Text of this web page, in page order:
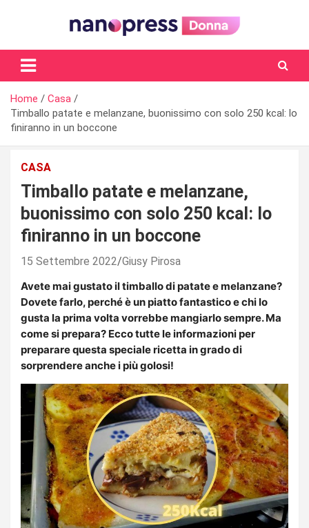
Il magazine femminile di Nanopress.it
Home
Casa
Timballo patate e melanzane, buonissimo con solo 250 kcal: lo
finiranno in un boccone
CASA
Timballo patate e melanzane,
buonissimo con solo 250 kcal: lo
finiranno in un boccone
15 Settembre 2022 Giusy Pirosa
Avete mai gustato il timballo di patate e melanzane?
Dovete farlo, perché è un piatto fantastico e chi lo
gusta la prima volta vorrebbe mangiarlo sempre. Ma
come si prepara? Ecco tutte le informazioni per
preparare questa speciale ricetta in grado di
sorprendere anche i più golosi!